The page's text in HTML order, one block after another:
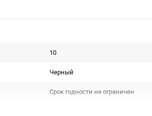
10
Черный
Срок годности не ограничен